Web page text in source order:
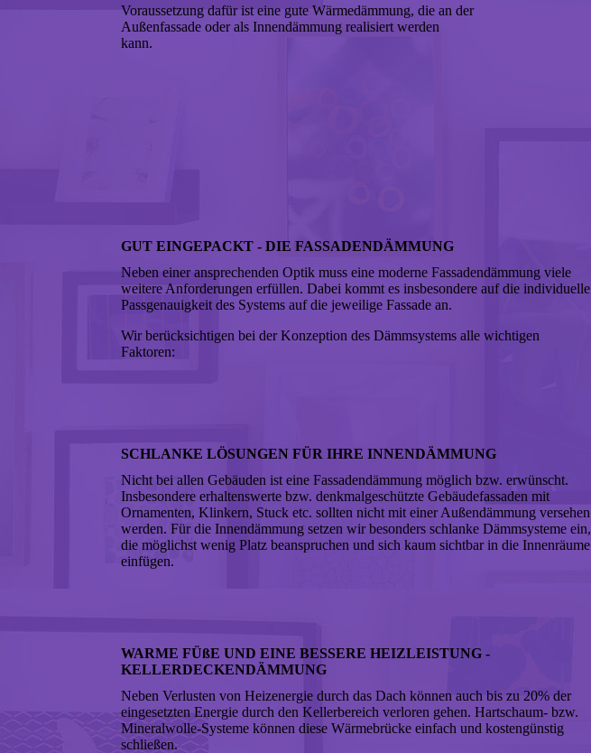
Voraussetzung dafür ist eine gute Wärmedämmung, die an der
Außenfassade oder als Innendämmung realisiert werden
kann.
GUT EINGEPACKT - DIE FASSADENDÄMMUNG
Neben einer ansprechenden Optik muss eine moderne Fassadendämmung viele
weitere Anforderungen erfüllen. Dabei kommt es insbesondere auf die individuelle
Passgenauigkeit des Systems auf die jeweilige Fassade an.
Wir berücksichtigen bei der Konzeption des Dämmsystems alle wichtigen
Faktoren:
SCHLANKE LÖSUNGEN FÜR IHRE INNENDÄMMUNG
Nicht bei allen Gebäuden ist eine Fassadendämmung möglich bzw. erwünscht.
Insbesondere erhaltenswerte bzw. denkmalgeschützte Gebäudefassaden mit
Ornamenten, Klinkern, Stuck etc. sollten nicht mit einer Außendämmung versehen
werden. Für die Innendämmung setzen wir besonders schlanke Dämmsysteme ein,
die möglichst wenig Platz beanspruchen und sich kaum sichtbar in die Innenräume
einfügen.
WARME FÜßE UND EINE BESSERE HEIZLEISTUNG -
KELLERDECKENDÄMMUNG
Neben Verlusten von Heizenergie durch das Dach können auch bis zu 20% der
eingesetzten Energie durch den Kellerbereich verloren gehen. Hartschaum- bzw.
Mineralwolle-Systeme können diese Wärmebrücke einfach und kostengünstig
schließen.